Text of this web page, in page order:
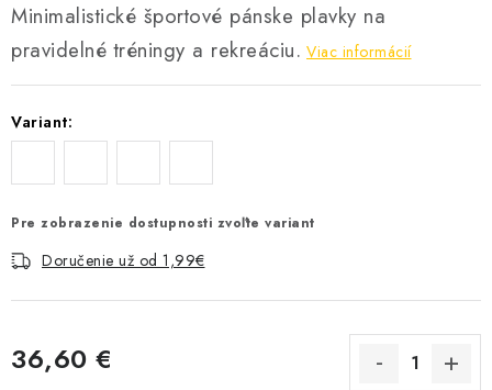
Minimalistické športové pánske plavky na
pravidelné tréningy a rekreáciu. Viac informácií
Variant:
Pre zobrazenie dostupnosti zvoľte variant
Doručenie už od 1,99€
36,60 €